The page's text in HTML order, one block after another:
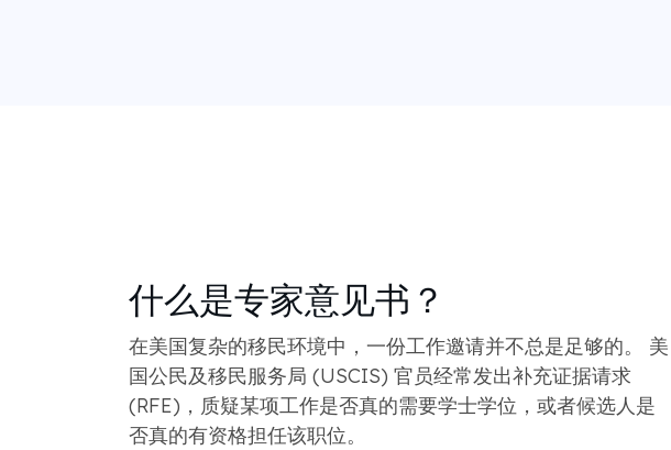
什么是专家意见书？
在美国复杂的移民环境中，一份工作邀请并不总是足够的。 美
国公民及移民服务局 (USCIS) 官员经常发出补充证据请求
(RFE)，质疑某项工作是否真的需要学士学位，或者候选人是
否真的有资格担任该职位。